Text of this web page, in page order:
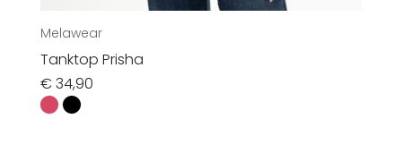
Melawear
Tanktop Prisha
€34,90